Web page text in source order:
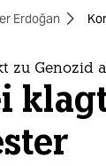
Erdoğan
zu Genozid